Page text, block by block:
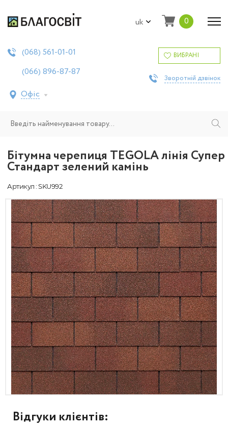
uk 0
(068) 561-01-01
(066) 896-87-87
Офіс
ВИБРАНІ
Зворотній дзвінок
Бітумна черепиця TEGOLA лінія Супер
Стандарт зелений камінь
Артикул : SKU992
Відгуки клієнтів: